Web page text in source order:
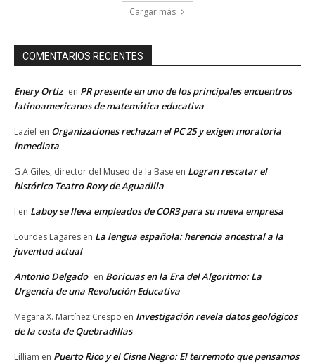
Cargar más
COMENTARIOS RECIENTES
Enery Ortiz en PR presente en uno de los principales encuentros
latinoamericanos de matemática educativa
Lazief en Organizaciones rechazan el PC 25 y exigen moratoria
inmediata
G A Giles, director del Museo de la Base en Logran rescatar el
histórico Teatro Roxy de Aguadilla
I en Laboy se lleva empleados de COR3 para su nueva empresa
Lourdes Lagares en La lengua española: herencia ancestral a la
juventud actual
Antonio Delgado en Boricuas en la Era del Algoritmo: La
Urgencia de una Revolución Educativa
Megara X. Martínez Crespo en Investigación revela datos geológicos
de la costa de Quebradillas
Lilliam en Puerto Rico y el Cisne Negro: El terremoto que pensamos